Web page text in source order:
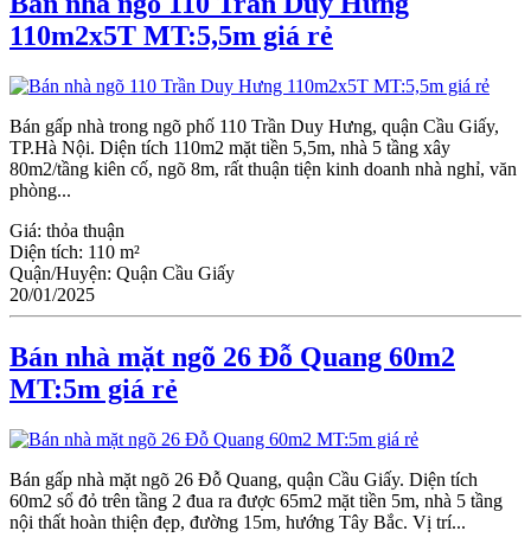
110m2x5T MT:5,5m giá rẻ
Bán gấp nhà trong ngõ phố 110 Trần Duy Hưng, quận Cầu Giấy,
TP.Hà Nội. Diện tích 110m2 mặt tiền 5,5m, nhà 5 tầng xây
80m2/tầng kiên cố, ngõ 8m, rất thuận tiện kinh doanh nhà nghỉ, văn
phòng...
Giá: thỏa thuận
Diện tích: 110 m²
Quận/Huyện: Quận Cầu Giấy
20/01/2025
Bán nhà mặt ngõ 26 Đỗ Quang 60m2
MT:5m giá rẻ
Bán gấp nhà mặt ngõ 26 Đỗ Quang, quận Ϲầu Giấy. Diện tích
60m2 sổ đỏ trên tầng 2 đua ra được 65m2 mặt tiền 5m, nhà 5 tầng
nội thất hoàn thiện đẹp, đường 15m, hướng Tây Bắc. Vị trí...